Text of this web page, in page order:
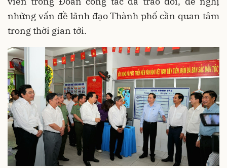
những vấn đề lãnh đạo Thành phố cần quan tâm
trong thời gian tới.